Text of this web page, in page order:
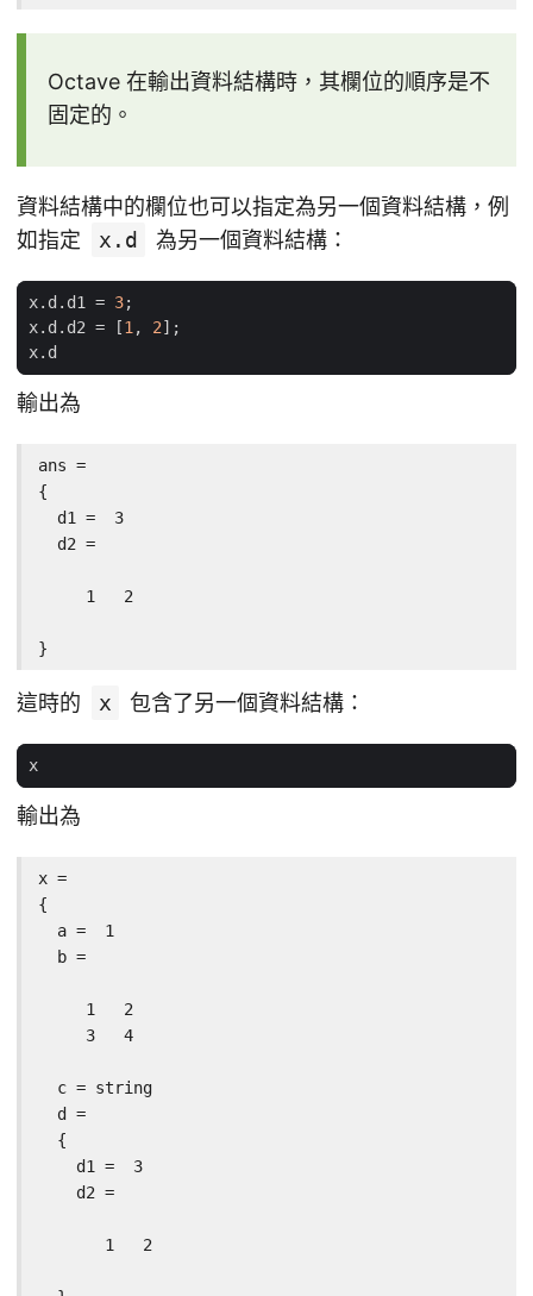
Octave 在輸出資料結構時，其欄位的順序是不
固定的。
資料結構中的欄位也可以指定為另一個資料結構，例
如指定
x.d 為另一個資料結構：
x. d . d1 = 3;
x. d . d2 = [1, 2];
x. d
輸出為
ans =
{
  d1 =  3
  d2 =
     1   2
}
這時的 x 包含了另一個資料結構：
x
輸出為
x =
{
  a =  1
  b =
     1   2
     3   4
  c = string
  d =
  {
    d1 =  3
    d2 =
       1   2